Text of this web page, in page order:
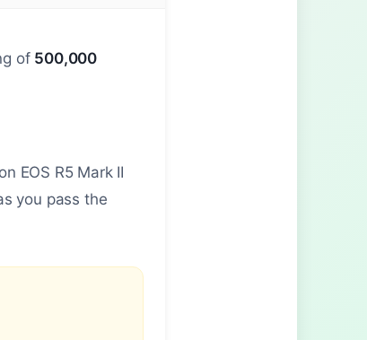
of 500,000
EOS R5 Mark II
you pass the